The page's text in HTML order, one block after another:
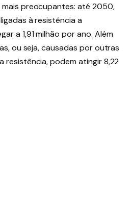
preocupantes: até 2050,
à resistência a
a 1,91 milhão por ano. Além
ou seja, causadas por outras
resistência, podem atingir 8,22